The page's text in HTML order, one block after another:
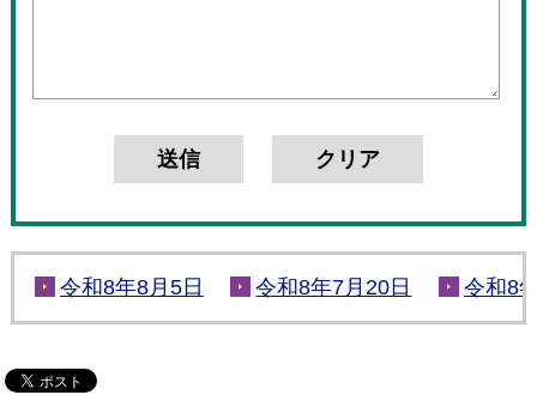
令和8年8月5日 令和8年7月20日 令和8